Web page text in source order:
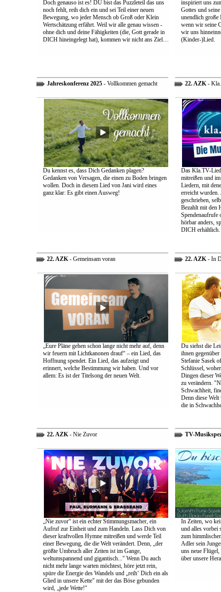
Doch genauso ist es! DU bist das Puzzleteil das uns
noch fehlt, reih dich ein und sei Teil einer neuen
Bewegung, wo jeder Mensch ob Groß oder Klein
Wertschätzung erfährt. Weil wir alle genau wissen -
ohne dich und deine Fähigkeiten (die, Gott gerade in
DICH hineingelegt hat), kommen wir nicht ans Ziel…
inspiriert uns
Gottes und
unendlich große
wenn wir seine
wir uns
(Kinder-)Lied.
Jahreskonferenz 2025- Vollkommen gemacht
Du kennst es, dass Dich Gedanken plagen?
Gedanken von Versagen, die einen zu Boden bringen
wollen. Doch in diesem Lied von Jani wird eines
ganz klar: Es gibt einen Ausweg!
22. AZK-
Das Kla.TV-
mitreißen und
Liedern, mit
erreicht wurden.
geschrieben,
Bezahlt mit den
Spendenaufrufe
hörbar anders,
DICH erhältlich.
22. AZK- Gemeinsam voran
„Eure Pläne gehen schon lange nicht mehr auf, denn
wir feuern mit Lichtkanonen drauf“ – ein Lied, das
Hoffnung spendet. Ein Lied, das aufzeigt und
erinnert, welche Bestimmung wir haben. Und vor
allem: Es ist der Titelsong der neuen Welt.
22. AZK- In
Du siehst die
ihnen
Stefanie Sasek
Schlüssel,
Dingen dieser
zu verändern.
Schwachheit,
Denn diese Welt
die in
22. AZK- Nie Zuvor
„Nie zuvor“ ist ein echter Stimmungsmacher, ein
Aufruf zur Einheit und zum Handeln. Lass Dich von
dieser kraftvollen Hymne mitreißen und werde Teil
einer Bewegung, die die Welt verändert. Denn, „der
größte Umbruch aller Zeiten ist im Gange,
weltumspannend und gigantisch..." Wenn Du auch
nicht mehr lange warten möchtest, höre jetzt rein,
spüre die Energie des Wandels und „reih‘ Dich ein als
Glied in unsere Kette" mit der das Böse gebunden
wird, „jede Wette!"
TV-
In Zeiten, wo
und alles vorbei
zum
Adler sein
uns neue
über unsere